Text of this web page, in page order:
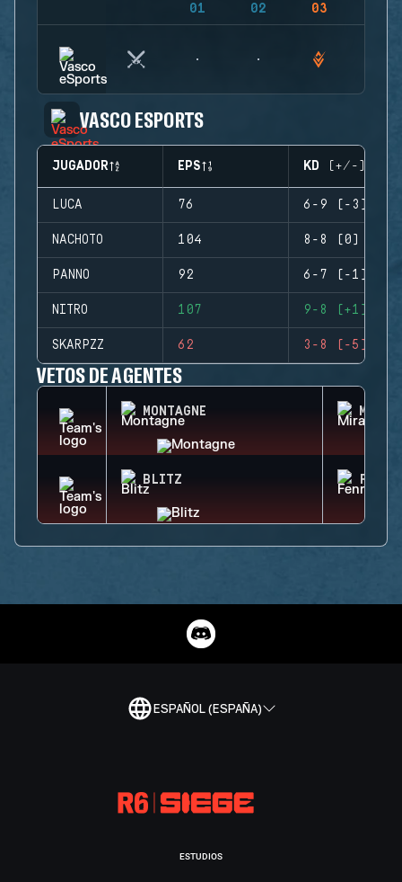
01 02 03
VASCO ESPORTS
JUGADOR EPS KD (+/-)
LUCA 76 6-9 (-3)
NACHOTO 104 8-8 (0)
PANNO 92 6-7 (-1)
NITRO 107 9-8 (+1)
SKARPZZ 62 3-8 (-5)
VETOS DE AGENTES
MONTAGNE MIRA
BLITZ
ESPAÑOL (ESPAÑA)
ESTUDIOS